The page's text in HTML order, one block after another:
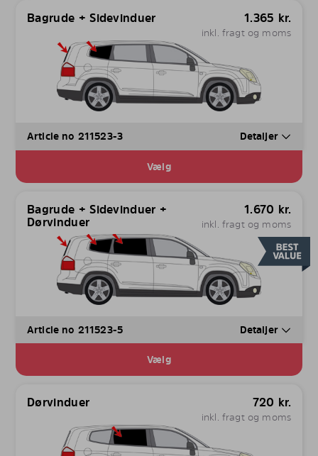
Bagrude + Sidevinduer 1.365 kr.
inkl. fragt og moms
Article no 211523-3 Detaljer
Vælg
Bagrude + Sidevinduer +
Dørvinduer
1.670 kr.
inkl. fragt og moms
Article no 211523-5 Detaljer
Vælg
Dørvinduer 720 kr.
inkl. fragt og moms